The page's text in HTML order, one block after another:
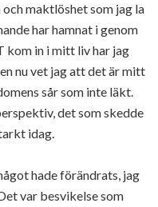
maktlöshet som jag la
har hamnat i genom
kom in i mitt liv har jag
nu vet jag att det är mitt
sår som inte läkt.
det som skedde
idag.
hade förändrats, jag
var besvikelse som